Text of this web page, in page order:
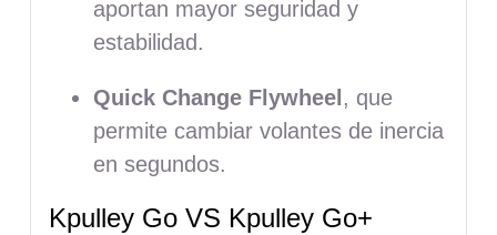
aportan mayor seguridad y
estabilidad.
Quick Change Flywheel , que
permite cambiar volantes de inercia
en segundos.
Kpulley Go VS Kpulley Go+